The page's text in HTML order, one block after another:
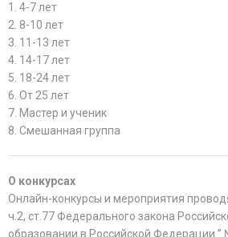
1. 4-7 лет
2. 8-10 лет
3. 11-13 лет
4. 14-17 лет
5. 18-24 лет
6. От 25 лет
7. Мастер и ученик
8. Смешанная группа
О конкурсах
Онлайн-конкурсы и мероприятия
ч.2, ст.77 Федерального закона
образовании в Российской Федерации